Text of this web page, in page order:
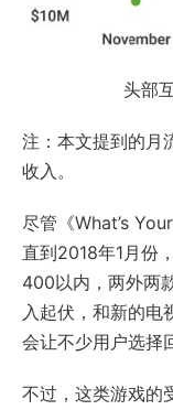
头部
注：本文提到的月
收入。
尽管《What’s
直到2018年1月份
400以内，两外两
入起伏，和新的电
会让不少用户选择
不过，这类游戏的